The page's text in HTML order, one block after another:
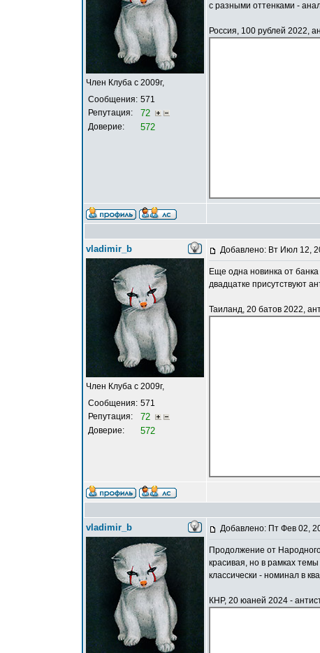
Член Клуба с 2009г,
Сообщения: 571
Репутация:
72
Доверие: 572
с разными оттенками -
Россия, 100 рублей 2022,
vladimir_b
Член Клуба с 2009г,
Сообщения: 571
Репутация:
72
Доверие: 572
Добавлено: Вт Июл 12,
Еще одна новинка от
двадцатке присутствуют
Таиланд, 20 батов 2022,
vladimir_b Добавлено: Пт Фев 02,
Продолжение от
красивая, но в рамках
классически - номинал в
КНР, 20 юаней 2024 -